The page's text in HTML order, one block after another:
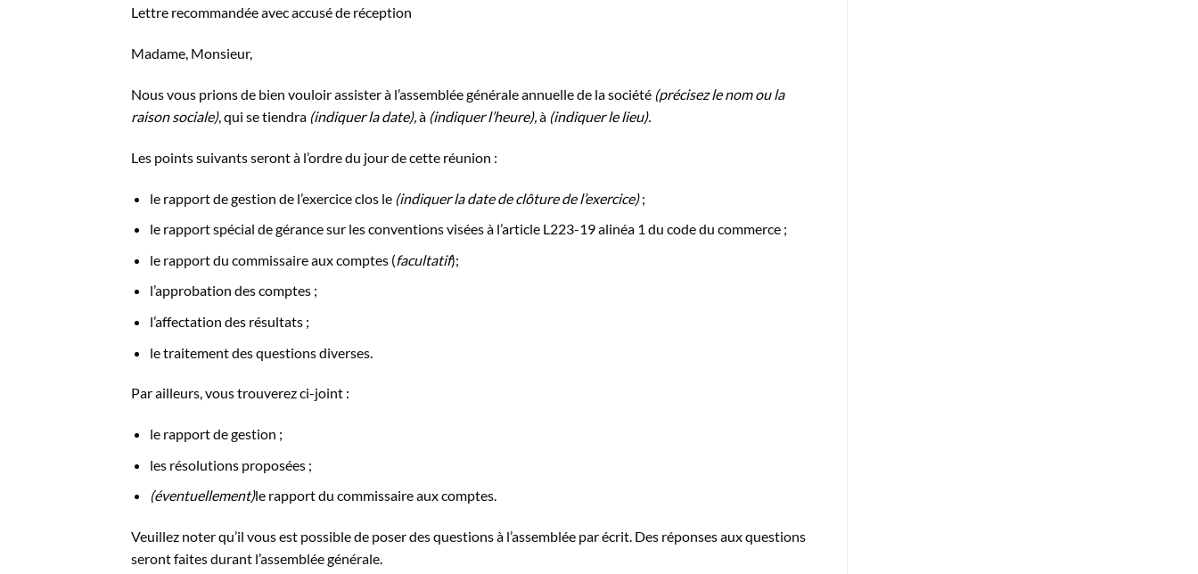
Lettre recommandée avec accusé de réception
Madame, Monsieur,
Nous vous prions de bien vouloir assister à l’assemblée générale annuelle de la société (précisez le nom ou la
raison sociale), qui se tiendra (indiquer la date),à (indiquer l’heure),à (indiquer le lieu).
Les points suivants seront à l’ordre du jour de cette réunion :
le rapport de gestion de l’exercice clos le (indiquer la date de clôture de l’exercice);
le rapport spécial de gérance sur les conventions visées à l’article L223-19 alinéa 1 du code du commerce ;
le rapport du commissaire aux comptes (facultatif);
l’approbation des comptes ;
l’affectation des résultats ;
le traitement des questions diverses.
Par ailleurs, vous trouverez ci-joint :
le rapport de gestion ;
les résolutions proposées ;
(éventuellement)le rapport du commissaire aux comptes.
Veuillez noter qu’il vous est possible de poser des questions à l’assemblée par écrit. Des réponses aux questions
seront faites durant l’assemblée générale.